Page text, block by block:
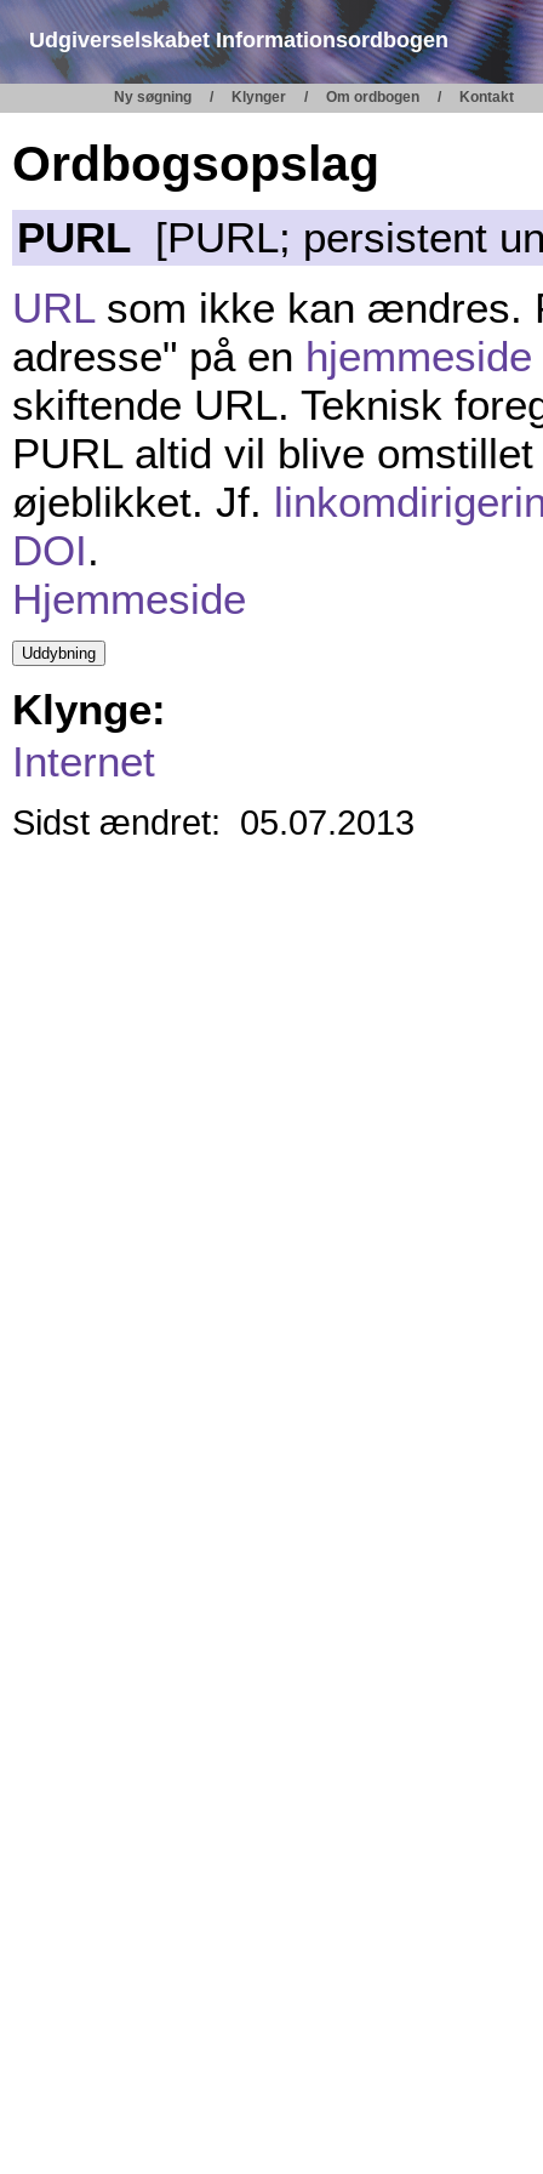
Udgiverselskabet Informationsordbogen
Ny søgning Klynger Om ordbogen Kontakt
Ordbogsopslag
PURL [PURL; persistent
URLsom ikke kan ændres.
adresse" på en hjemmeside
skiftende URL. Teknisk
PURL altid vil blive
øjeblikket. Jf.
DOI.
Hjemmeside
Klynge:
Internet
Sidst ændret: 05.07.2013